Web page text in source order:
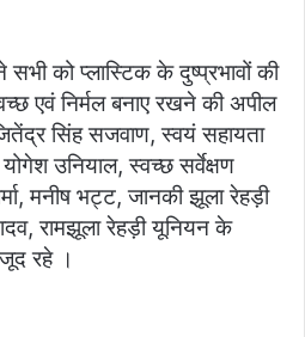
सभी को प्लास्टिक के दुष्प्रभावों की
एवं निर्मल बनाए रखने की अपील
सिंह सजवाण, स्वयं सहायता
उनियाल, स्वच्छ सर्वेक्षण
मनीष भट्ट, जानकी झूला रेहड़ी
रामझूला रेहड़ी यूनियन के
रहे ।